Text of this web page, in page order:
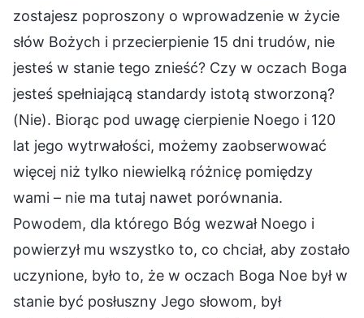
zostajesz poproszony o wprowadzenie w życie
słów Bożych i przecierpienie 15 dni trudów, nie
jesteś w stanie tego znieść? Czy w oczach Boga
jesteś spełniającą standardy istotą stworzoną?
(Nie). Biorąc pod uwagę cierpienie Noego i 120
lat jego wytrwałości, możemy zaobserwować
więcej niż tylko niewielką różnicę pomiędzy
wami – nie ma tutaj nawet porównania.
Powodem, dla którego Bóg wezwał Noego i
powierzył mu wszystko to, co chciał, aby zostało
uczynione, było to, że w oczach Boga Noe był w
stanie być posłuszny Jego słowom, był